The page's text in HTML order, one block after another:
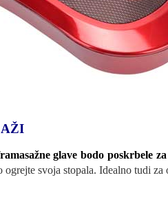
glave bodo poskrbele
ogrejte svoja stopala. Idealno tudi